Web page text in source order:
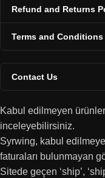
Refund and Returns
Terms and Conditions
Contact Us
Kabul edilmeyen
inceleyebilirsiniz.
Syrwing, kabul
faturaları bulunmayan
Sitede geçen ‘ship’,